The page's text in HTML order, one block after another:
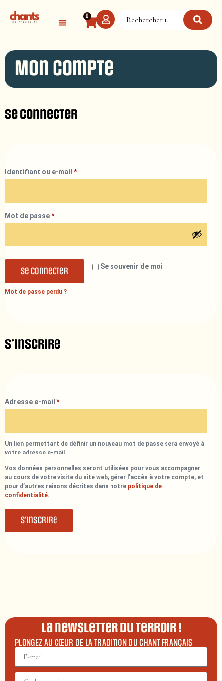
0
Mon compte
Se connecter
Identifiant ou e-mail *
Mot de passe*
Se souvenir de moi
Se connecter
Mot de passe perdu ?
S’inscrire
Adresse e-mail *
Un lien permettant de définir un nouveau mot de passe sera envoyé à
votre adresse e-mail.
Vos données personnelles seront utilisées pour vous accompagner
au cours de votre visite du site web, gérer l’accès à votre compte, et
pour d’autres raisons décrites dans notre politique de
confidentialité.
S’inscrire
La newsletter du terroir !
PLONGEZ AU CŒUR DE LA TRADITION DU CHANT FRANÇAIS